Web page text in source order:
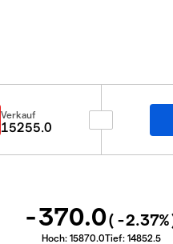
Verkauf
15255.0
-370.0( -2.37
Hoch: 15870.0Tief: 14852.5